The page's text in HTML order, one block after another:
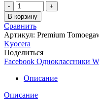
Количество
товара
Тонер
Kyocera
Universal
(TK-
3130/3110/1110/1120/
(кан.
1кг)
B&W
Premium
В корзину
Сравнить
Артикул: Premium
Kyocera
Поделиться
Facebook Одноклассники
Описание
Описание